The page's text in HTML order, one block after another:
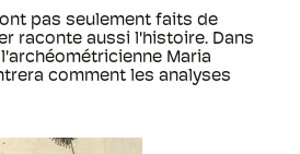
pas seulement faits de
raconte aussi l'histoire. Dans
Maria
comment les analyses